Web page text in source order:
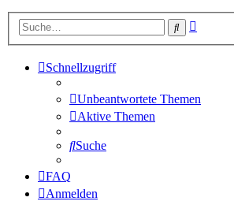
Suche
Schnellzugriff
Unbeantwortete Themen
Aktive Themen
Suche
FAQ
Anmelden